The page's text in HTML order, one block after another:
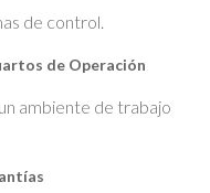
de control.
de Operación
ambiente de trabajo